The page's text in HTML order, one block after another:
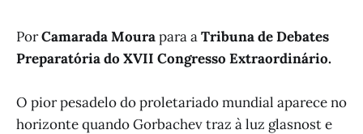
PorCamarada Mourapara aTribuna de Debates
Preparatória do XVII Congresso Extraordinário.
O pior pesadelo do proletariado mundial aparece no
horizonte quando Gorbachev traz à luz glasnost e